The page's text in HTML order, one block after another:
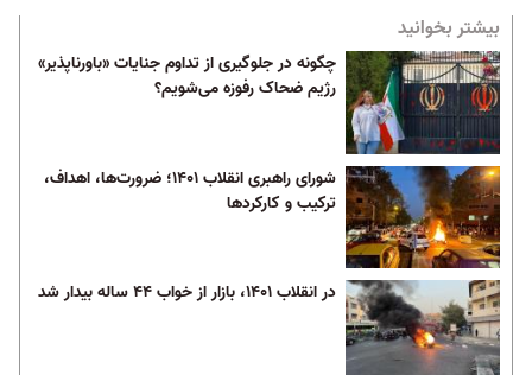
بیشتر بخوانید
چگونه در جلوگیری از تداوم جنایات «باورناپذیر»
رژیم ضحاک رفوزه می‌شویم؟
شورای راهبری انقلاب ۱۴۰۱؛ ضرورت‌ها، اهداف،
ترکیب و کارکردها
در انقلاب ۱۴۰۱، بازار از خواب ۴۴ ساله بیدار شد